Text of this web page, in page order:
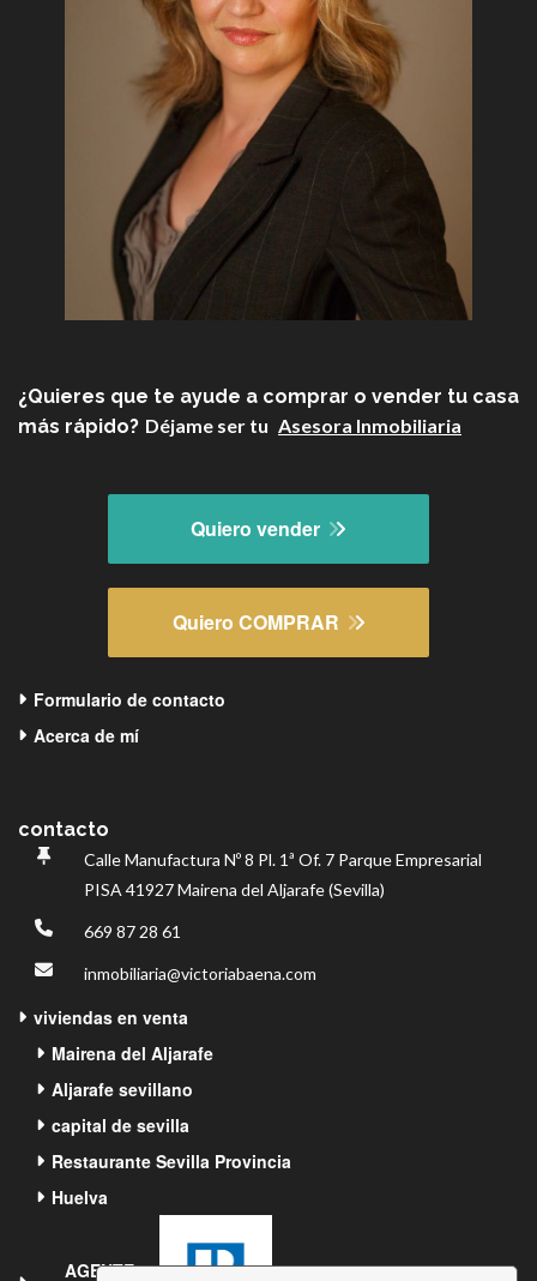
¿Quieres que te ayude a comprar o vender tu casa
más rápido? Déjame ser tu Asesora Inmobiliaria
Quiero vender
Quiero COMPRAR
Formulario de contacto
Acerca de mí
contacto
Calle Manufactura Nº 8 Pl. 1ª Of. 7 Parque Empresarial
PISA 41927 Mairena del Aljarafe (Sevilla)
669 87 28 61
inmobiliaria@victoriabaena.com
viviendas en venta
Mairena del Aljarafe
Aljarafe sevillano
capital de sevilla
Restaurante Sevilla Provincia
Huelva
AGENTE